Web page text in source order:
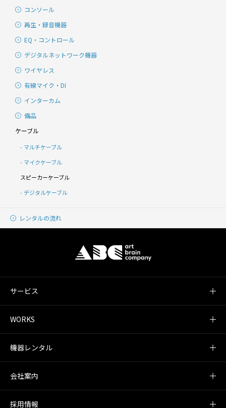
コンソール
再生・録音機器
EQ・コントロール
デジタルネットワーク機器
ワイヤレス
有線マイク・DI
インターカム
備品
ケーブル
マルチケーブル
マイクケーブル
スピーカーケーブル
デジタルケーブル
レンタルの流れ
サービス
WORKS
機器レンタル
会社案内
採用情報